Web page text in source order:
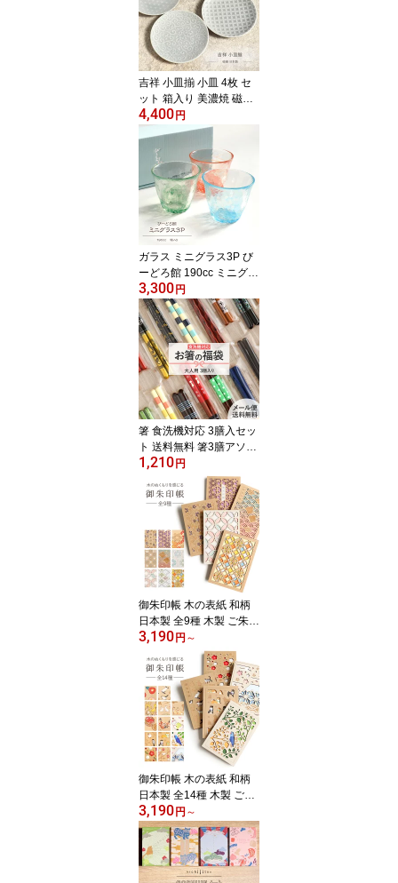
す 結婚祝い ギフトセッ
ト 箸 箸置き付き 兵左衛
門 木のコースター 日本
製 捨てないラッピング
桐箱入り プレゼント お
しゃれ
吉祥 小皿揃 小皿 4枚 セ
ット 箱入り 美濃焼 磁器
日本製 電子レンジ 食洗
機 対応 豆皿 ミニプレー
ト 醤油皿 香の物 薬味 塩
砂糖 菓子 焼き物 モダン
おしゃれ かわいい ティ
ータイム お茶会 贈り物
ギフト プレゼント 箱入
り 有限会社山勝美濃陶苑
【Frap50】
4,400 円
ガラス ミニグラス3P び
ーどろ館 190cc ミニグラ
ス セット グラス 水色 緑
オレンジ 父の日 母の日
敬老 誕生日 ギフト 贈り
物 プレゼント かわいい
おしゃれ 上品 コップ び
いどろ ビードロ お祝い
新築 結婚 引き出物 記念
日 Frap68
3,300 円
箸 食洗機対応 3膳入セッ
ト 送料無料 箸3膳アソー
トセット 日本製 セット
アソート 21cm 23cm 大
人用 箸セット おまかせ
メンズ レディース お得
買い回り 自宅用 業務用
普段使い おしゃれ 和 使
いやすい 持ちやすい ま
とめ買い 合わせ買い 買
い回り
1,210 円
御朱印帳 木の表紙 和柄
日本製 全9種 木製 ご朱印
帳 蛇腹式 CRU-CIAL ク
ルーシャル 花柄 麻の葉
青海波 千鳥 七宝 花菱 カ
ラフル かわいい おしゃ
れ モダン 大人 B6 御朱印
朱印帳 レーザー加工 透
かし彫り プレゼント
3,190 円 ～
御朱印帳 木の表紙 和柄
日本製 全14種 木製 ご朱
印帳 蛇腹式 CRU-CIAL
クルーシャル 猫 ネコ 椿
狐 うさぎ 鶴 鞠 青い鳥 柴
犬 文鳥 富士山 梅 カラフ
ル かわいい おしゃれ モ
3,190 円 ～